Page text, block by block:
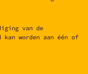
van de
worden aan één of